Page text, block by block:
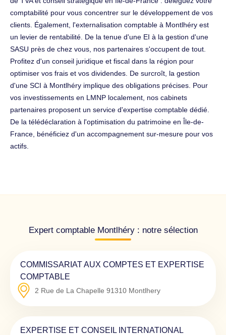
comptabilité pour vous concentrer sur le développement de vos
clients. Également, l'externalisation comptable à Montlhéry est
un levier de rentabilité. De la tenue d'une EI à la gestion d'une
SASU près de chez vous, nos partenaires s'occupent de tout.
Profitez d'un conseil juridique et fiscal dans la région pour
optimiser vos frais et vos dividendes. De surcroît, la gestion
d'une SCI à Montlhéry implique des obligations précises. Pour
vos investissements en LMNP localement, nos cabinets
partenaires proposent un service d'expertise comptable dédié.
De la télédéclaration à l'optimisation du patrimoine en Île-de-
France, bénéficiez d'un accompagnement sur-mesure pour vos
actifs.
Expert comptable Montlhéry : notre sélection
COMMISSARIAT AUX COMPTES ET EXPERTISE
COMPTABLE
2 Rue de La Chapelle 91310 Montlhery
EXPERTISE ET CONSEIL INTERNATIONAL